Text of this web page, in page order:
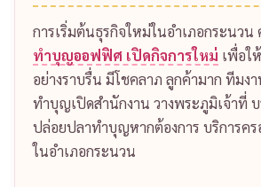
การเริ่มต้นธุรกิจใหม่ในอำเภอกระนวน
ทำบุญออฟฟิศ เปิดกิจการใหม่ เพื่อใ
อย่างราบรื่น มีโชคลาภ ลูกค้ามาก ทีมง
ทำบุญเปิดสำนักงาน วางพระภูมิเจ้าที่ บ
ปล่อยปลาทำบุญหากต้องการ บริการค
ในอำเภอกระนวน